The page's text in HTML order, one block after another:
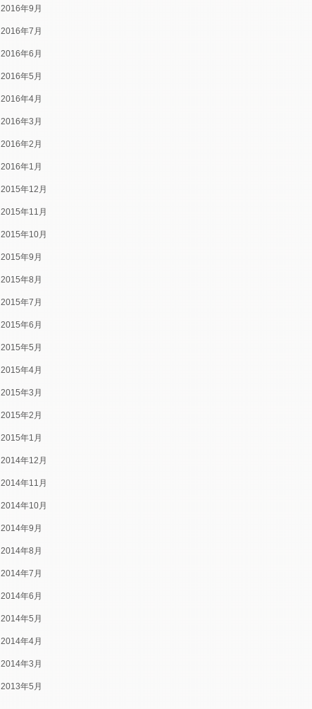
2016年9月
2016年7月
2016年6月
2016年5月
2016年4月
2016年3月
2016年2月
2016年1月
2015年12月
2015年11月
2015年10月
2015年9月
2015年8月
2015年7月
2015年6月
2015年5月
2015年4月
2015年3月
2015年2月
2015年1月
2014年12月
2014年11月
2014年10月
2014年9月
2014年8月
2014年7月
2014年6月
2014年5月
2014年4月
2014年3月
2013年5月